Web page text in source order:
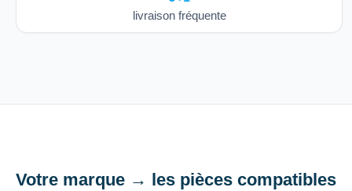
livraison fréquente
Votre marque → les pièces compatibles